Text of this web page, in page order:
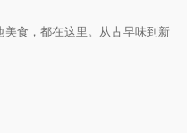
食，都在这里。从古早味到新